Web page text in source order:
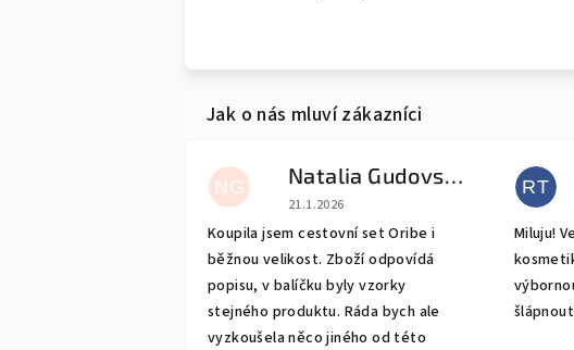
NG Natalia Gudovskikh
Hodnocení obchodu je 5 z 5 hvězdiček.
21.1.2026
Koupila jsem cestovní set Oribe i
běžnou velikost. Zboží odpovídá
popisu, v balíčku byly vzorky
stejného produktu. Ráda bych ale
vyzkoušela něco jiného od této
RT
Miluju!